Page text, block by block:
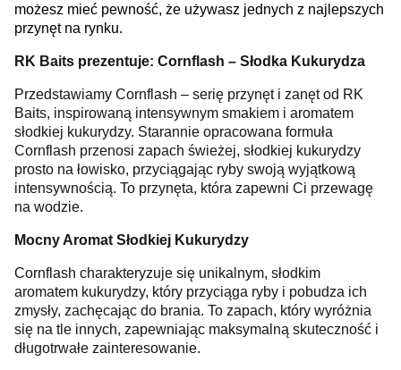
możesz mieć pewność, że używasz jednych z najlepszych
przynęt na rynku.
RK Baits prezentuje: Cornflash – Słodka Kukurydza
Przedstawiamy Cornflash – serię przynęt i zanęt od RK
Baits, inspirowaną intensywnym smakiem i aromatem
słodkiej kukurydzy. Starannie opracowana formuła
Cornflash przenosi zapach świeżej, słodkiej kukurydzy
prosto na łowisko, przyciągając ryby swoją wyjątkową
intensywnością. To przynęta, która zapewni Ci przewagę
na wodzie.
Mocny Aromat Słodkiej Kukurydzy
Cornflash charakteryzuje się unikalnym, słodkim
aromatem kukurydzy, który przyciąga ryby i pobudza ich
zmysły, zachęcając do brania. To zapach, który wyróżnia
się na tle innych, zapewniając maksymalną skuteczność i
długotrwałe zainteresowanie.